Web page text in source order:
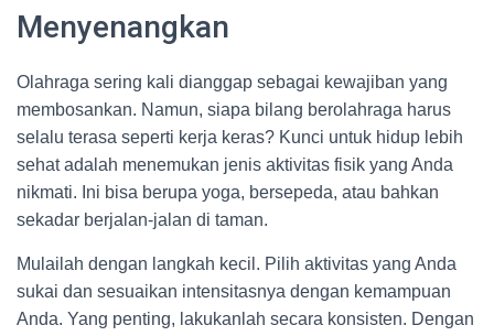
Menyenangkan
Olahraga sering kali dianggap sebagai kewajiban yang
membosankan. Namun, siapa bilang berolahraga harus
selalu terasa seperti kerja keras? Kunci untuk hidup lebih
sehat adalah menemukan jenis aktivitas fisik yang Anda
nikmati. Ini bisa berupa yoga, bersepeda, atau bahkan
sekadar berjalan-jalan di taman.
Mulailah dengan langkah kecil. Pilih aktivitas yang Anda
sukai dan sesuaikan intensitasnya dengan kemampuan
Anda. Yang penting, lakukanlah secara konsisten. Dengan